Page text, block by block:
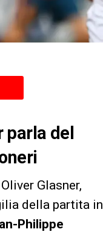
parla del
Glasner,
della partita in
Philippe